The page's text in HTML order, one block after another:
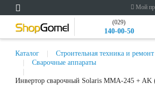
Мой
(029)
140-00-50
Каталог
Строительная техника и ремонт
Сварочные аппараты
Инвертор сварочный Solaris MMA-245 +